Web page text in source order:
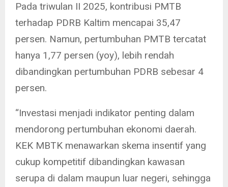
Pada triwulan II 2025, kontribusi PMTB
terhadap PDRB Kaltim mencapai 35,47
persen. Namun, pertumbuhan PMTB tercatat
hanya 1,77 persen (yoy), lebih rendah
dibandingkan pertumbuhan PDRB sebesar 4
persen.
“Investasi menjadi indikator penting dalam
mendorong pertumbuhan ekonomi daerah.
KEK MBTK menawarkan skema insentif yang
cukup kompetitif dibandingkan kawasan
serupa di dalam maupun luar negeri, sehingga